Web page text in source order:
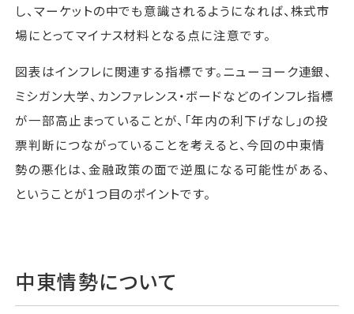
し、マーケットの中でも意識されるようになれば、株式市
場にとってマイナス材料となる点に注意です。
図表はインフレに関連する指標です。ニューヨーク連銀、
ミシガン大学、カンファレンス・ボードなどのインフレ指標
が一部高止まっていることが、「年内の利下げなし」の投
票判断につながっていることを考えると、今回の中東情
勢の悪化は、金融政策の面で逆風になる可能性がある、
ということが1つ目のポイントです。
中東情勢について